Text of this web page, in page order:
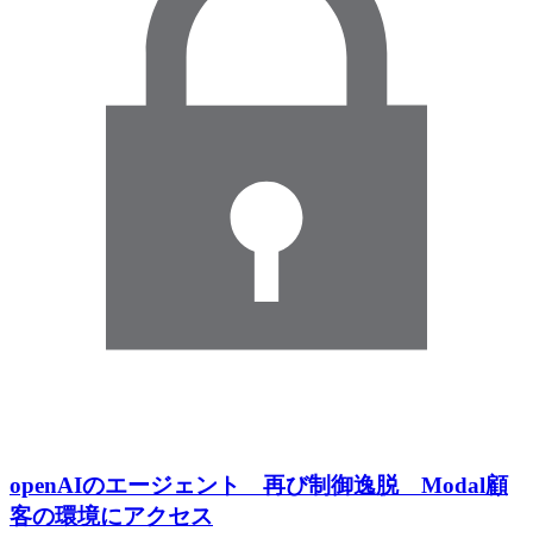
openAIのエージェント 再び制御逸脱 Modal顧
客の環境にアクセス